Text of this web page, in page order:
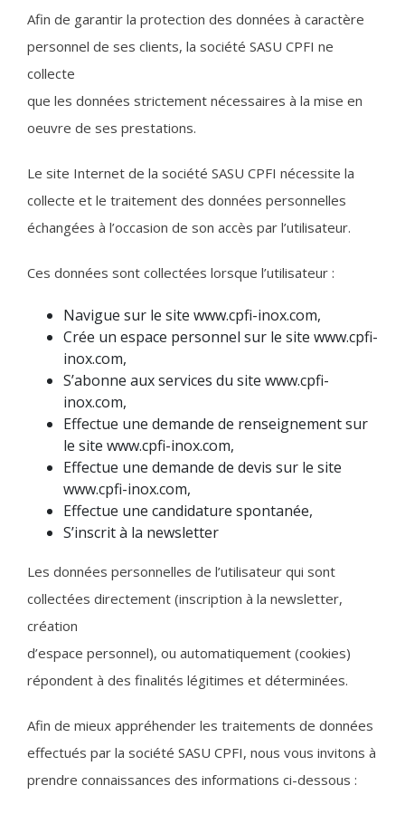
Afin de garantir la protection des données à caractère
personnel de ses clients, la société SASU CPFI ne
collecte
que les données strictement nécessaires à la mise en
oeuvre de ses prestations.
Le site Internet de la société SASU CPFI nécessite la
collecte et le traitement des données personnelles
échangées à l’occasion de son accès par l’utilisateur.
Ces données sont collectées lorsque l’utilisateur :
Navigue sur le site www.cpfi-inox.com,
Crée un espace personnel sur le site www.cpfi-
inox.com,
S’abonne aux services du site www.cpfi-
inox.com,
Effectue une demande de renseignement sur
le site www.cpfi-inox.com,
Effectue une demande de devis sur le site
www.cpfi-inox.com,
Effectue une candidature spontanée,
S’inscrit à la newsletter
Les données personnelles de l’utilisateur qui sont
collectées directement (inscription à la newsletter,
création
d’espace personnel), ou automatiquement (cookies)
répondent à des finalités légitimes et déterminées.
Afin de mieux appréhender les traitements de données
effectués par la société SASU CPFI, nous vous invitons à
prendre connaissances des informations ci-dessous :